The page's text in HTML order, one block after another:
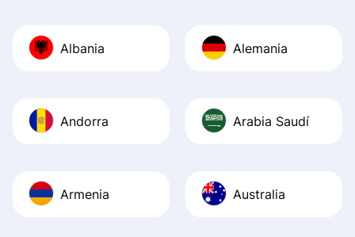
Recommend it!
Albania Alemania
Andorra Arabia Saudí
Armenia Australia